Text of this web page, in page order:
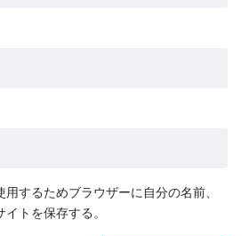
するためブラウザーに自分の名前、
トを保存する。